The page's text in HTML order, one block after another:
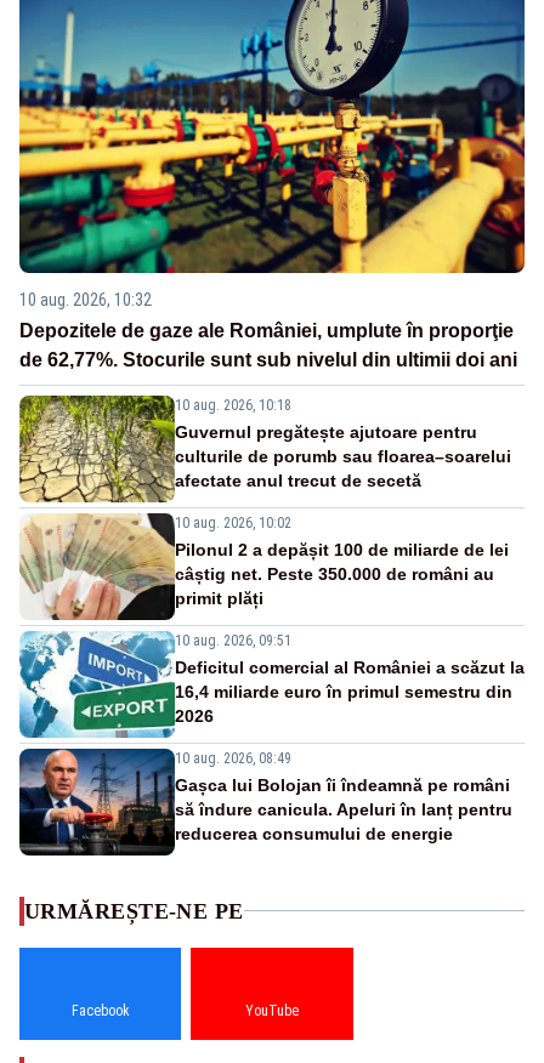
10 aug. 2026, 10:32
Depozitele de gaze ale României, umplute în proporţie
de 62,77%. Stocurile sunt sub nivelul din ultimii doi ani
10 aug. 2026, 10:18
Guvernul pregătește ajutoare pentru
culturile de porumb sau floarea–soarelui
afectate anul trecut de secetă
10 aug. 2026, 10:02
Pilonul 2 a depășit 100 de miliarde de lei
câștig net. Peste 350.000 de români au
primit plăți
10 aug. 2026, 09:51
Deficitul comercial al României a scăzut la
16,4 miliarde euro în primul semestru din
2026
10 aug. 2026, 08:49
Gașca lui Bolojan îi îndeamnă pe români
să îndure canicula. Apeluri în lanț pentru
reducerea consumului de energie
URMĂREȘTE-NE PE
Facebook YouTube